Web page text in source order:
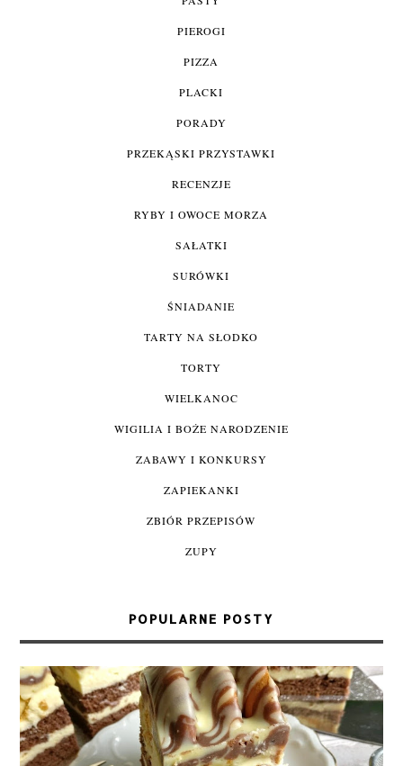
PIEROGI
PIZZA
PLACKI
PORADY
PRZEKĄSKI PRZYSTAWKI
RECENZJE
RYBY I OWOCE MORZA
SAŁATKI
SURÓWKI
ŚNIADANIE
TARTY NA SŁODKO
TORTY
WIELKANOC
WIGILIA I BOŻE NARODZENIE
ZABAWY I KONKURSY
ZAPIEKANKI
ZBIÓR PRZEPISÓW
ZUPY
POPULARNE POSTY